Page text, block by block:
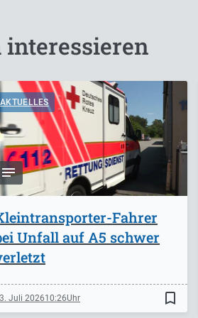
interessieren
AKTUELLES
Fahrer
Unfall auf A5 schwer
Juli 202610:26 bookmark_border